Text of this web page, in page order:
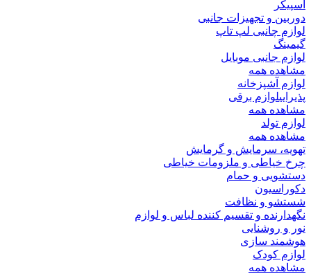
اسپیکر
دوربین و تجهیزات جانبی
لوازم چانبی لپ تاپ
گیمینگ
لوازم جانبی موبایل
مشاهده همه
لوازم آشپزخانه
پذیراییلوازم برقی
مشاهده همه
لوازم تولد
مشاهده همه
تهویه، سرمایش و گرمایش
چرخ خیاطی و ملزومات خیاطی
دستشویی و حمام
دکوراسیون
شستشو و نظافت
نگهدارنده و تقسیم کننده لباس و لوازم
نور و روشنایی
هوشمند سازی
لوازم کودک
مشاهده همه